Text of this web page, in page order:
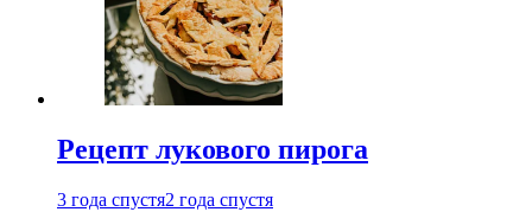
Рецепт лукового пирога
3 года спустя2 года спустя